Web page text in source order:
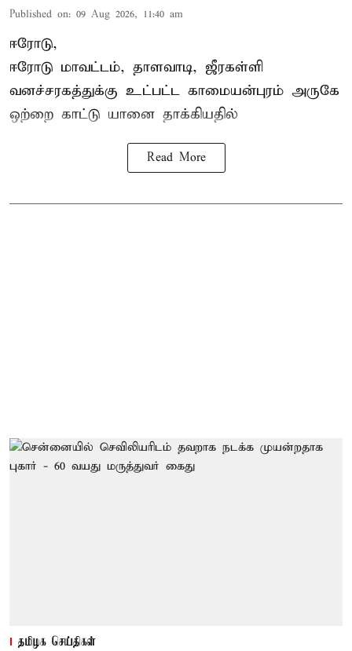
Published on: 09 Aug 2026, 11:40 am
ஈரோடு,
ஈரோடு மாவட்டம், தாளவாடி, ஜீரகள்ளி
வனச்சரகத்துக்கு உட்பட்ட காமையன்புரம் அருகே
ஒற்றை காட்டு யானை தாக்கியதில்
Read More
தமிழக செய்திகள்